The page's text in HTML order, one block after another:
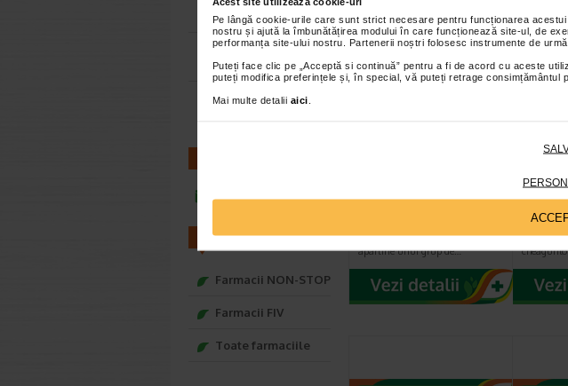
Pe lângă cookie-urile care sunt strict necesare pentru funcționarea
nostru și ajută la îmbunătățirea modului în care funcționează site-ul, de
performanța site-ului nostru. Partenerii noștri folosesc instrumente de
Puteți face clic pe „Acceptă si continuă” pentru a fi de acord cu aceste
puteți modifica preferințele și, în special, vă puteți retrage consimțământul
Mai multe detalii aici
activa dabigatran etexilat si
apartine unui grup de…
1blist.
Pradaxa
utilizat in
potriveste
Adora – Adorabili
din prima clipa
Seturi cadou
infoline@catena.ro
FARMACII
Farmacii NON-STOP
Farmacii FIV
Toate farmaciile